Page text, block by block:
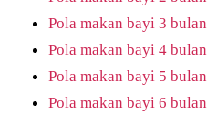
Pola makan bayi 3 bulan
Pola makan bayi 4 bulan
Pola makan bayi 5 bulan
Pola makan bayi 6 bulan